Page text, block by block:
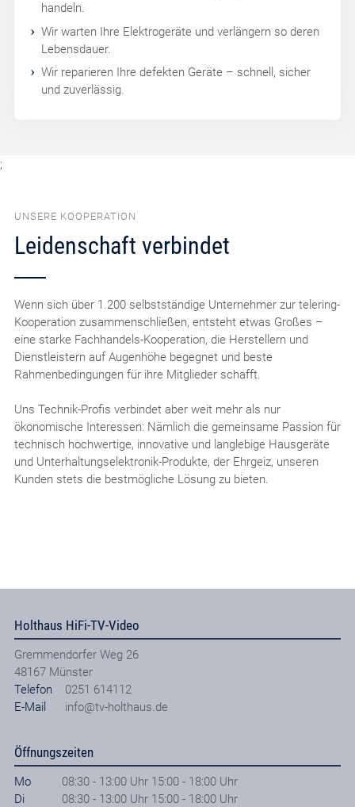
handeln.
Wir warten Ihre Elektrogeräte und verlängern so deren
Lebensdauer.
Wir reparieren Ihre defekten Geräte – schnell, sicher
und zuverlässig.
;
UNSERE KOOPERATION
Leidenschaft verbindet
Wenn sich über 1.200 selbstständige Unternehmer zur telering-
Kooperation zusammenschließen, entsteht etwas Großes –
eine starke Fachhandels-Kooperation, die Herstellern und
Dienstleistern auf Augenhöhe begegnet und beste
Rahmenbedingungen für ihre Mitglieder schafft.
Uns Technik-Profis verbindet aber weit mehr als nur
ökonomische Interessen: Nämlich die gemeinsame Passion für
technisch hochwertige, innovative und langlebige Hausgeräte
und Unterhaltungselektronik-Produkte, der Ehrgeiz, unseren
Kunden stets die bestmögliche Lösung zu bieten.
Holthaus HiFi-TV-Video
Gremmendorfer Weg 26
48167 Münster
Telefon
0251 614112
E-Mail
info@tv-holthaus.de
Öffnungszeiten
Mo
08:30 - 13:00 Uhr 15:00 - 18:00 Uhr
Di
08:30 - 13:00 Uhr 15:00 - 18:00 Uhr